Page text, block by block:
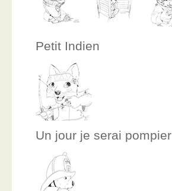
Petit Indien
Un jour je serai pompier